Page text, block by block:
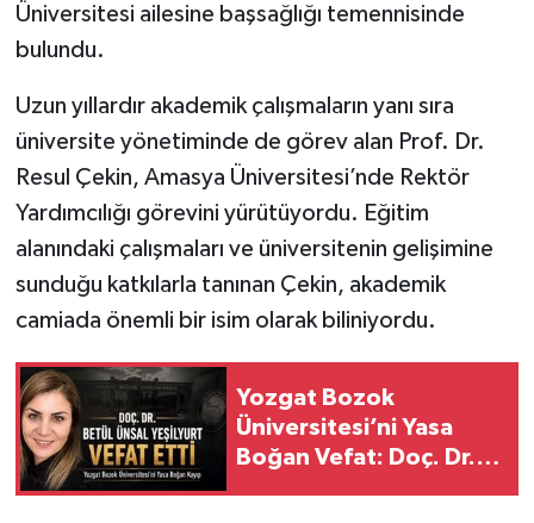
Üniversitesi ailesine başsağlığı temennisinde
bulundu.
Uzun yıllardır akademik çalışmaların yanı sıra
üniversite yönetiminde de görev alan Prof. Dr.
Resul Çekin, Amasya Üniversitesi’nde Rektör
Yardımcılığı görevini yürütüyordu. Eğitim
alanındaki çalışmaları ve üniversitenin gelişimine
sunduğu katkılarla tanınan Çekin, akademik
camiada önemli bir isim olarak biliniyordu.
Yozgat Bozok
Üniversitesi’ni Yasa
Boğan Vefat: Doç. Dr.